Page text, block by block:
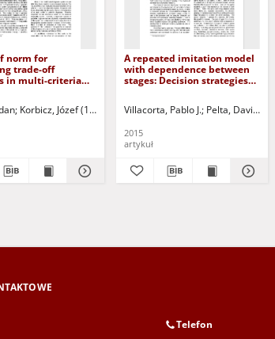
norm for
trade-off
in multi-criteria
of complex
Korbicz, Józef (1951- ) - red. Uciński, Dariusz - red.
A repeated imitation model
with dependence between
stages: Decision strategies
Villacorta, Pablo J. Pelta, David A.
2015
artykuł
Telefon